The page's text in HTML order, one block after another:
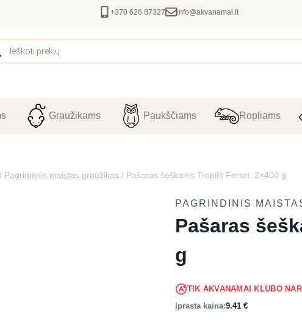
+370 626 87327 info@akvanamai.lt
Graužikams Paukščiams Ropliams
/ Pagrindinis maistas graužikas / Pašaras šeškams Tropifit Ferret, 2×400 g
PAGRINDINIS
Pašaras
g
TIK AKVANAMAI KLUBO
Įprasta kaina:9.41 €